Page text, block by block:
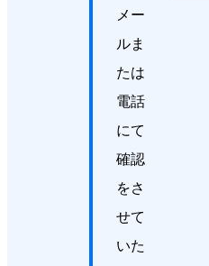
メー
ルま
たは
電話
にて
確認
をさ
せて
いた